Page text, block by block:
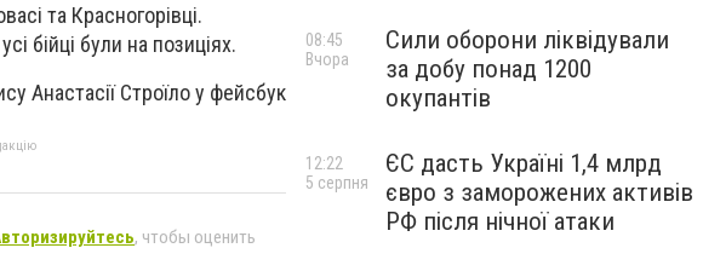
та Красногорівці.
бійці були на позиціях.
Анастасії Строїло у фейсбук
, чтобы оценить
Сили оборони ліквідували
за добу понад 1200
окупантів
08:45
Вчора
ЄС дасть Україні 1,4 млрд
євро з заморожених активів
РФ після нічної атаки
12:22
5 серпня